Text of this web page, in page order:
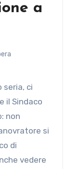
a
il Sindaco
non
si
di
vedere